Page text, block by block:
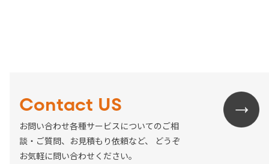
Contact US
お問い合わせ各種サービスについてのご相
談・ご質問、お見積もり依頼など、
どうぞ
お気軽に問い合わせください。